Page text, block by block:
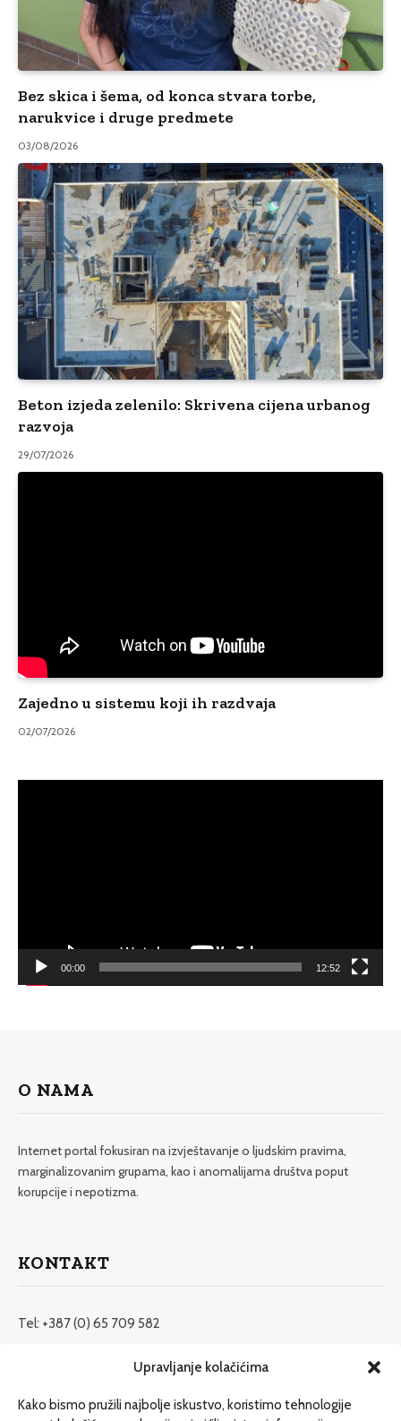
Upravljanje kolačićima
Kako bismo pružili najbolje iskustvo, koristimo tehnologije
Bez skica i šema, od konca stvara torbe,
narukvice i druge predmete
03/08/2026
Beton izjeda zelenilo: Skrivena cijena urbanog
razvoja
29/07/2026
Zajedno u sistemu koji ih razdvaja
02/07/2026
00:00 12:52
O NAMA
Internet portal fokusiran na izvještavanje o ljudskim pravima,
marginalizovanim grupama, kao i anomalijama društva poput
korupcije i nepotizma.
KONTAKT
Tel: +387 (0) 65 709 582
redakcija@etrafika.net